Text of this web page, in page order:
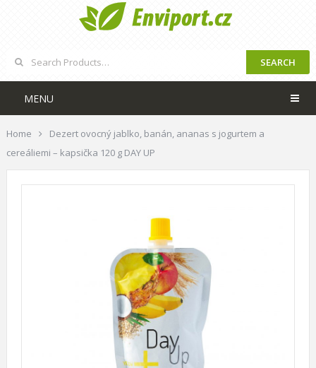
SEARCH
MENU
Home
Dezert ovocný jablko, banán, ananas s jogurtem a
cereáliemi – kapsička 120 g DAY UP